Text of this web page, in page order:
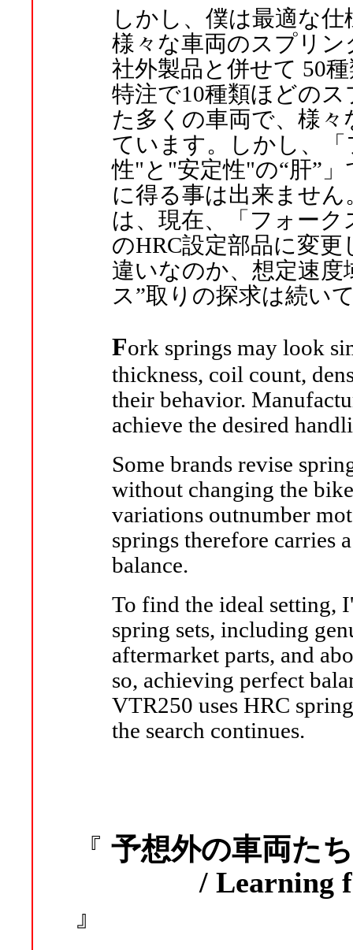
しかし、僕は最適な
様々な車両のスプリ
社外製品と併せて 50
特注で10種類ほどの
た多くの車両で、様
ています。しかし、
性"と"安定性"の“肝”
に得る事は出来ませ
は、現在、「フォーク
のHRC設定部品に変
違いなのか、想定速
ス”取りの探求は続い
Fork springs may look
thickness, coil count,
their behavior.
achieve the desired
Some brands revise
without changing the
variations outnumber
springs therefore carries
balance.
To find the ideal setting,
spring sets, including
aftermarket parts, and
so, achieving perfect
VTR250 uses HRC
the search continues.
『 予想外の車両たち
/ Learning
』